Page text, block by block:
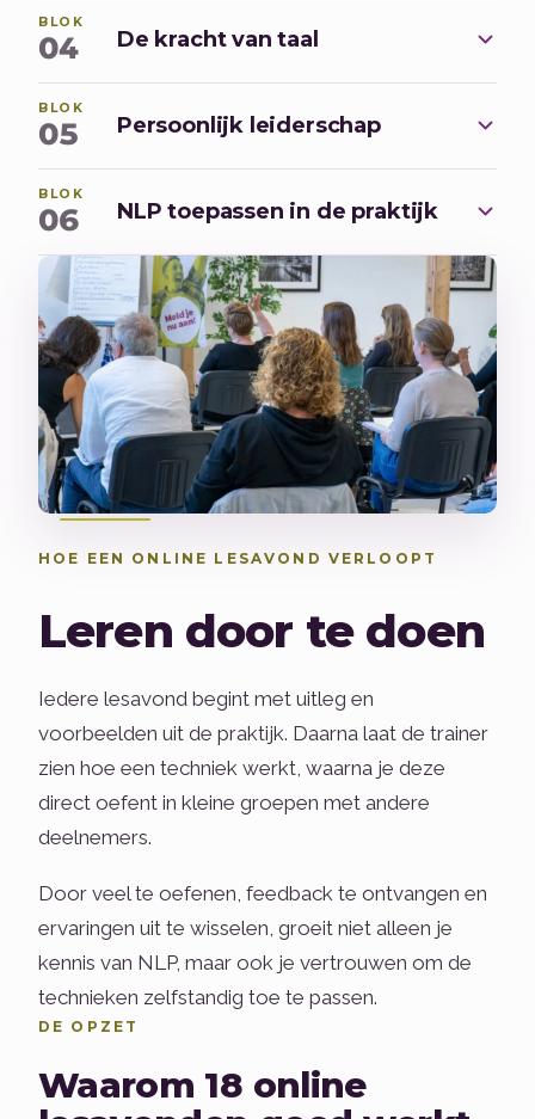
BLOK
04 De kracht van taal
BLOK
05 Persoonlijk leiderschap
BLOK
06 NLP toepassen in de praktijk
HOE EEN ONLINE LESAVOND VERLOOPT
Leren door te doen
Iedere lesavond begint met uitleg en
voorbeelden uit de praktijk. Daarna laat de trainer
zien hoe een techniek werkt, waarna je deze
direct oefent in kleine groepen met andere
deelnemers.
Door veel te oefenen, feedback te ontvangen en
ervaringen uit te wisselen, groeit niet alleen je
kennis van NLP, maar ook je vertrouwen om de
technieken zelfstandig toe te passen.
DE OPZET
Waarom 18 online